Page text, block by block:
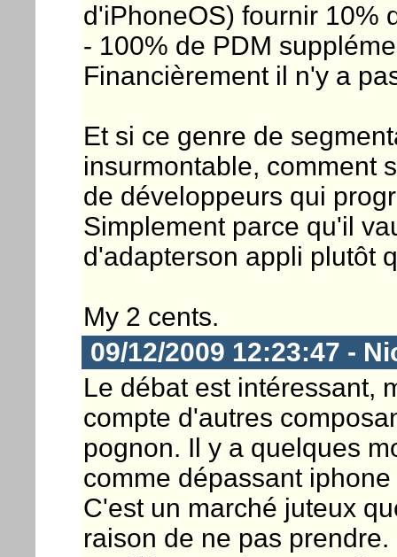
d'iPhoneOS) fournir 10%
- 100% de PDM
Financièrement il n'y a
Et si ce genre de
insurmontable, comment
de développeurs qui
Simplement parce qu'il
d'adapterson appli plutôt
My 2 cents.
09/12/2009 12:23:47 -
Le débat est intéressant,
compte d'autres
pognon. Il y a quelques
comme dépassant
C'est un marché juteux
raison de ne pas